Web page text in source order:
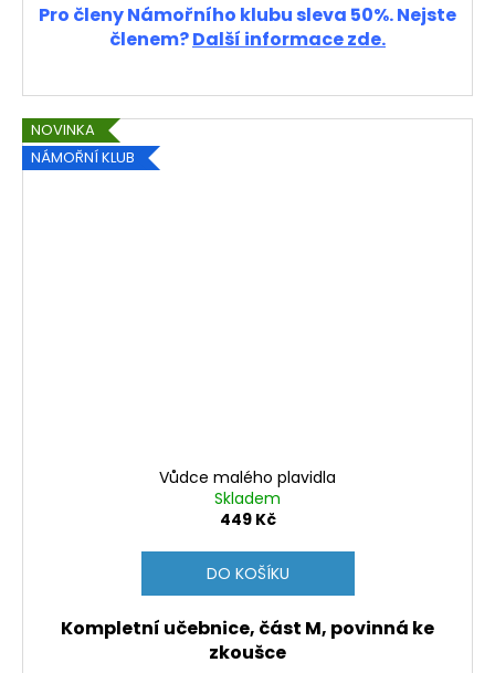
Pro členy Námořního klubu sleva 50%. Nejste
členem?Další informace zde.
NOVINKA
NÁMOŘNÍ KLUB
Vůdce malého plavidla
Skladem
449 Kč
DO KOŠÍKU
Kompletní učebnice, část M, povinná ke
zkoušce